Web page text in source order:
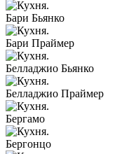
Бари Бьянко
Бари Праймер
Белладжио Бьянко
Белладжио Праймер
Бергамо
Бергонцо